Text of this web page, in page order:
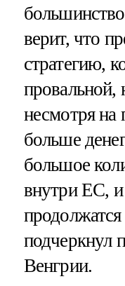
верит, что
стратегию,
провальной,
несмотря на
больше
большое
внутри ЕС,
подчеркнул
Венгрии.